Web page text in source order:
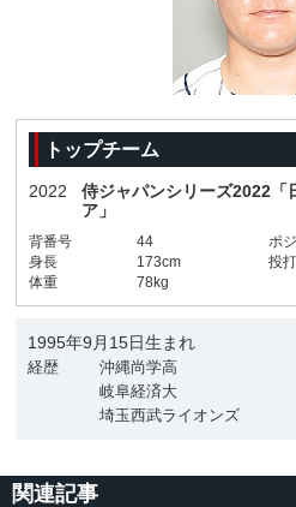
トップチーム
2022
侍ジャパンシリーズ2022「
ア」
背番号 44 ポ
身長
173cm 投打
体重
78kg
1995年9月15日生まれ
経歴
沖縄尚学高
岐阜経済大
埼玉西武ライオンズ
関連記事